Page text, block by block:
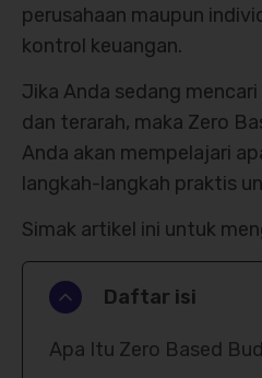
perusahaan maupun
kontrol keuangan.
Jika Anda sedang
dan terarah, maka Zero
Anda akan mempelajari
langkah-langkah praktis
Simak artikel ini untuk
Daftar isi
Apa Itu Zero Based